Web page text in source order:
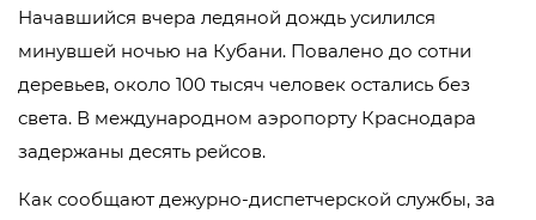
Начавшийся вчера ледяной дождь усилился
минувшей ночью на Кубани. Повалено до сотни
деревьев, около 100 тысяч человек остались без
света. В международном аэропорту Краснодара
задержаны десять рейсов.
Как сообщают дежурно-диспетчерской службы, за